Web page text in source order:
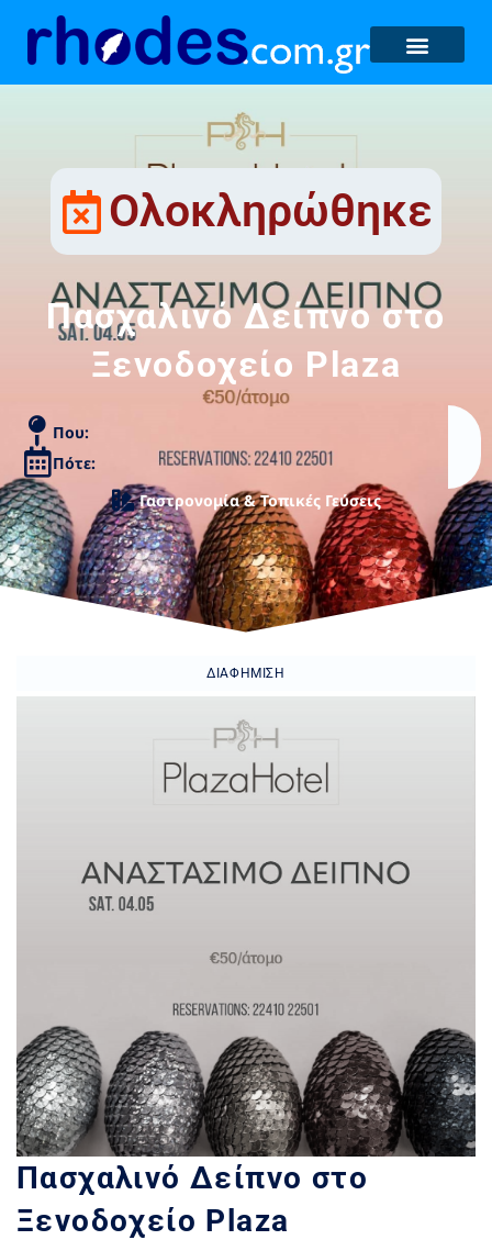
Ολοκληρώθηκε
Πασχαλινό Δείπνο στο
Ξενοδοχείο Plaza
Που:
Πότε:
Γαστρονομία & Τοπικές Γεύσεις
ΔΙΑΦΉΜΙΣΗ
Πασχαλινό Δείπνο στο
Ξενοδοχείο Plaza